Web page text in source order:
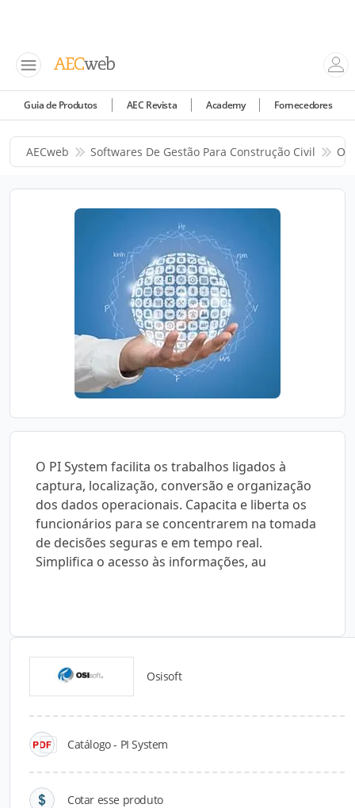
Guia de Produtos AEC Revista Academy Fornecedores
AECweb Softwares De Gestão Para Construção Civil
O PI System facilita os trabalhos ligados à
captura, localização, conversão e organização
dos dados operacionais. Capacita e liberta os
funcionários para se concentrarem na tomada
de decisões seguras e em tempo real.
Simplifica o acesso às informações, au
Osisoft
Catálogo - PI System
Cotar esse produto
Catálogos para Download